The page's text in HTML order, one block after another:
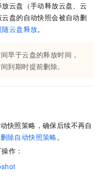
放云盘（手动释放云盘、云
盘的自动快照会被自动删
云盘释放。
早于云盘的释放时间，
到期时提前删除。
快照策略，确保后续不再自
删除自动快照策略。
作：